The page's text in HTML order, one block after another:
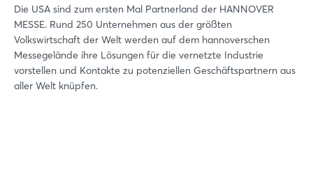
Die USA sind zum ersten Mal Partnerland der HANNOVER
MESSE. Rund 250 Unternehmen aus der größten
Volkswirtschaft der Welt werden auf dem hannoverschen
Messegelände ihre Lösungen für die vernetzte Industrie
vorstellen und Kontakte zu potenziellen Geschäftspartnern aus
aller Welt knüpfen.